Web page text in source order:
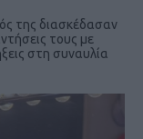
της διασκέδασαν
τους με
στη συναυλία